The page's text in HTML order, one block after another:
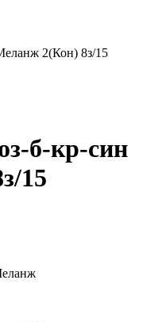
2(Кон) 8з/15
б-кр-син
15